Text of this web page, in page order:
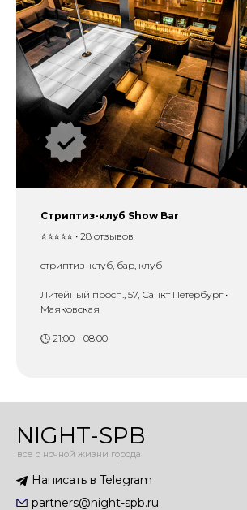
Стриптиз-клуб Show Bar
⭐⭐⭐⭐⭐ • 28 отзывов
стриптиз-клуб, бар, клуб
Литейный просп., 57, Санкт Петербург •
Маяковская
🕓 21:00 - 08:00
Написать в Telegram
partners@night-spb.ru
все о ночной жизни города
NIGHT-SPB